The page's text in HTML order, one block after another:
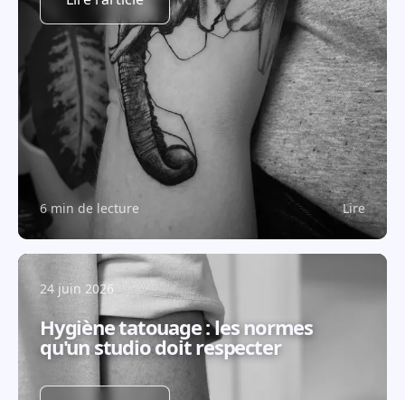
6 min de lecture Lire
24 juin 2026
Hygiène tatouage : les normes
qu'un studio doit respecter